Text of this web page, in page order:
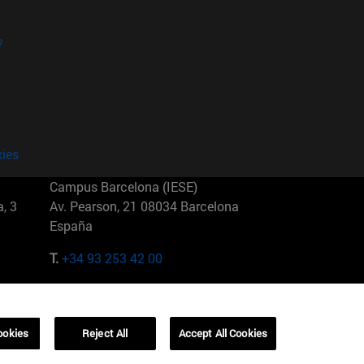
3
Campus Barcelona (IESE)
Av. Pearson, 21 08034 Barcelona
España
T.+34 93 253 42 00
01321001 Bela Vista Brasil
Reject All Accept All Cookies